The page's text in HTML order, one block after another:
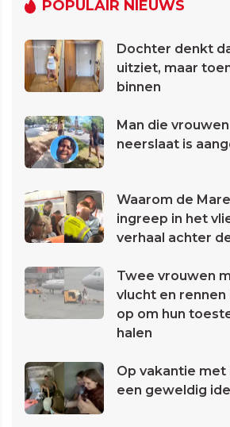
POPULAIR NIEUWS
Dochter denkt
uitziet, maar
binnen
Man die
neerslaat is
Waarom de
ingreep in het
verhaal achter
Twee vrouwen
vlucht en rennen
op om hun
halen
Op vakantie met
een geweldig